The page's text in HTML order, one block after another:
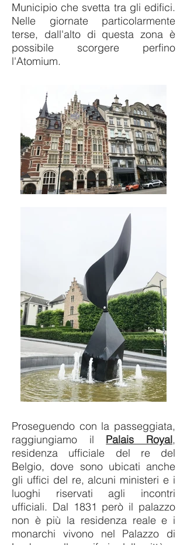
Municipio che svetta tra gli edifici.
Nelle giornate particolarmente
terse, dall'alto di questa zona è
possibile scorgere perfino
l'Atomium.
Proseguendo con la passeggiata,
raggiungiamo il Palais Royal,
residenza ufficiale del re del
Belgio, dove sono ubicati anche
gli uffici del re, alcuni ministeri e i
luoghi riservati agli incontri
ufficiali. Dal 1831 però il palazzo
non è più la residenza reale e i
monarchi vivono nel Palazzo di